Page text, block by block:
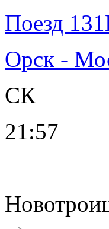
Поезд
Орск -
СК
21:57